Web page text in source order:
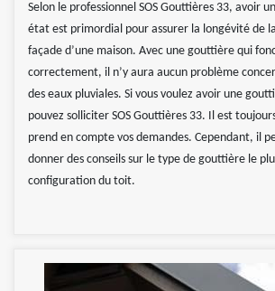
Selon le professionnel SOS Gouttières 33, avoir
état est primordial pour assurer la longévité de
façade d’une maison. Avec une gouttière qui
correctement, il n’y aura aucun problème
des eaux pluviales. Si vous voulez avoir une
pouvez solliciter SOS Gouttières 33. Il est
prend en compte vos demandes. Cependant, il
donner des conseils sur le type de gouttière le
configuration du toit.